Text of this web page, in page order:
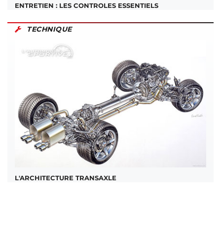
ENTRETIEN : LES CONTROLES ESSENTIELS
TECHNIQUE
L'ARCHITECTURE TRANSAXLE